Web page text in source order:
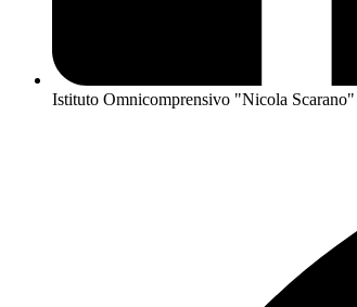
Istituto Omnicomprensivo "Nicola Scarano"